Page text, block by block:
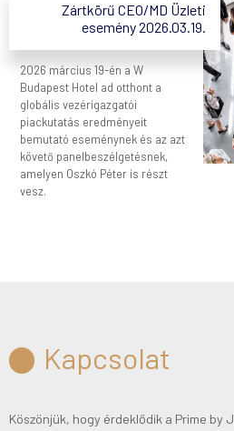
Zártkörű CEO/MD Üzleti
esemény 2026.03.19.
2026 március 19-én a W
Budapest Hotel ad otthont a
globális vezérigazgatói
piackutatás eredményeit
bemutató eseménynek és az azt
követő panelbeszélgetésnek,
amelyen Oszkó Péter is részt
vesz.
Kapcsolat
Köszönjük, hogy érdeklődik a Prime by